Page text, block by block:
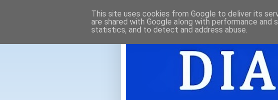
This site uses cookies from Google to deliver its
are shared with Google along with performance
statistics, and to detect and address abuse.